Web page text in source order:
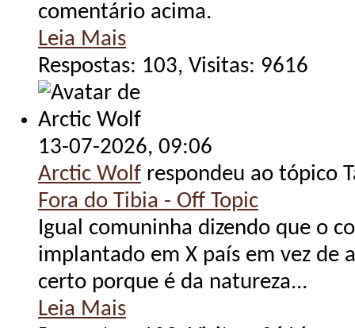
comentário acima.
Leia Mais
Respostas: 103, Visitas: 9616
13-07-2026, 09:06
Arctic Wolf respondeu ao tópico
Fora do Tibia - Off Topic
Igual comuninha dizendo que o
implantado em X país em vez de
certo porque é da natureza...
Leia Mais